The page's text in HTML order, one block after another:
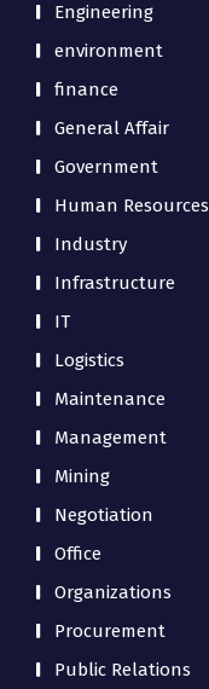
Engineering
environment
finance
General Affair
Government
Human Resources
Industry
Infrastructure
IT
Logistics
Maintenance
Management
Mining
Negotiation
Office
Organizations
Procurement
Public Relations